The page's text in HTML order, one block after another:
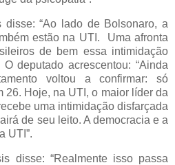
“Ao lado de Bolsonaro, a
estão na UTI. Uma afronta
de bem essa intimidação
deputado acrescentou: “Ainda
voltou a confirmar: só
26. Hoje, na UTI, o maior líder da
uma intimidação disfarçada
de seu leito. A democracia e a
UTI”.
disse: “Realmente isso passa